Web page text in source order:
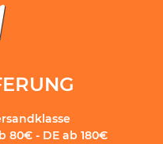
80€ - DE ab 180€